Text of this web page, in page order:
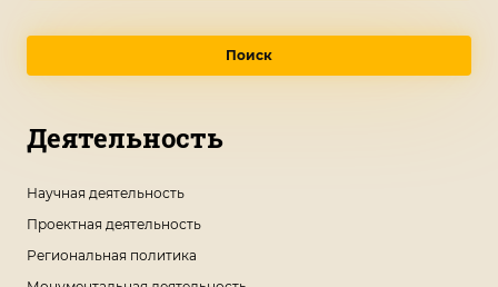
Поиск
Деятельность
Научная деятельность
Проектная деятельность
Региональная политика